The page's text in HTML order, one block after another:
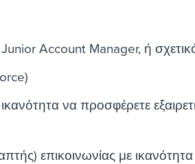
Account Manager, ή
να προσφέρετε
επικοινωνίας με ικανότητα